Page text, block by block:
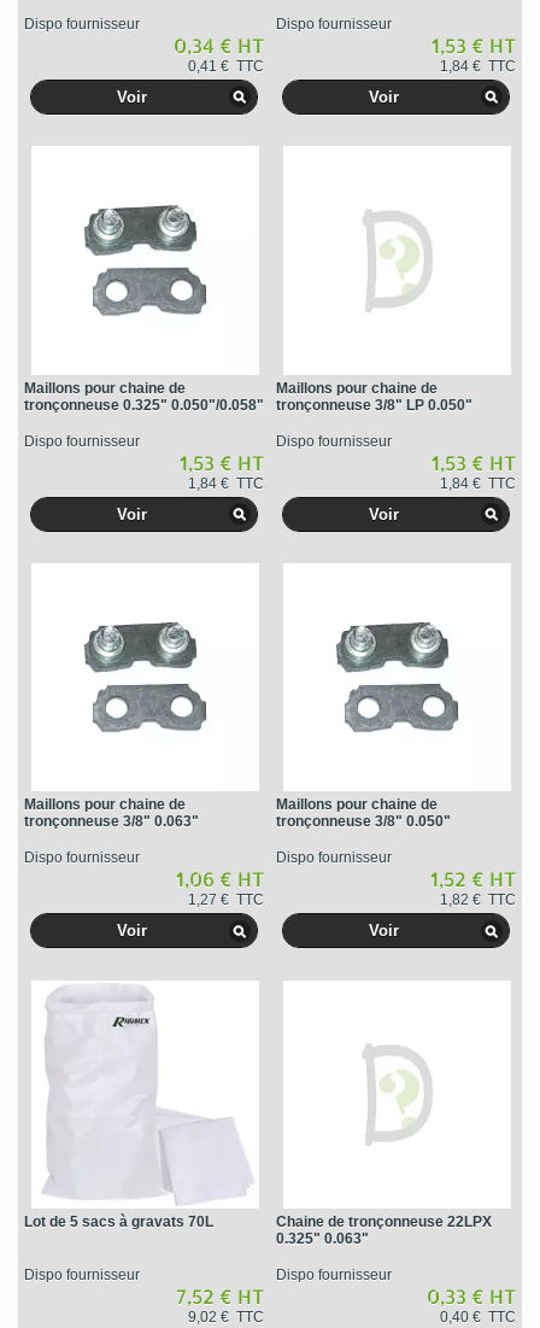
Dispo fournisseur
0,34 € HT
0,41 € TTC
Voir
Dispo fournisseur
1,53 € HT
1,84 € TTC
Voir
Maillons pour chaine de
tronçonneuse 0.325" 0.050"/0.058"
Dispo fournisseur
1,53 € HT
1,84 € TTC
Voir
Maillons pour chaine de
tronçonneuse 3/8" LP 0.050"
Dispo fournisseur
1,53 € HT
1,84 € TTC
Voir
Maillons pour chaine de
tronçonneuse 3/8" 0.063"
Dispo fournisseur
1,06 € HT
1,27 € TTC
Voir
Maillons pour chaine de
tronçonneuse 3/8" 0.050"
Dispo fournisseur
1,52 € HT
1,82 € TTC
Voir
Lot de 5 sacs à gravats 70L
Dispo fournisseur
7,52 € HT
9,02 € TTC
Chaine de tronçonneuse 22LPX
0.325" 0.063"
Dispo fournisseur
0,33 € HT
0,40 € TTC